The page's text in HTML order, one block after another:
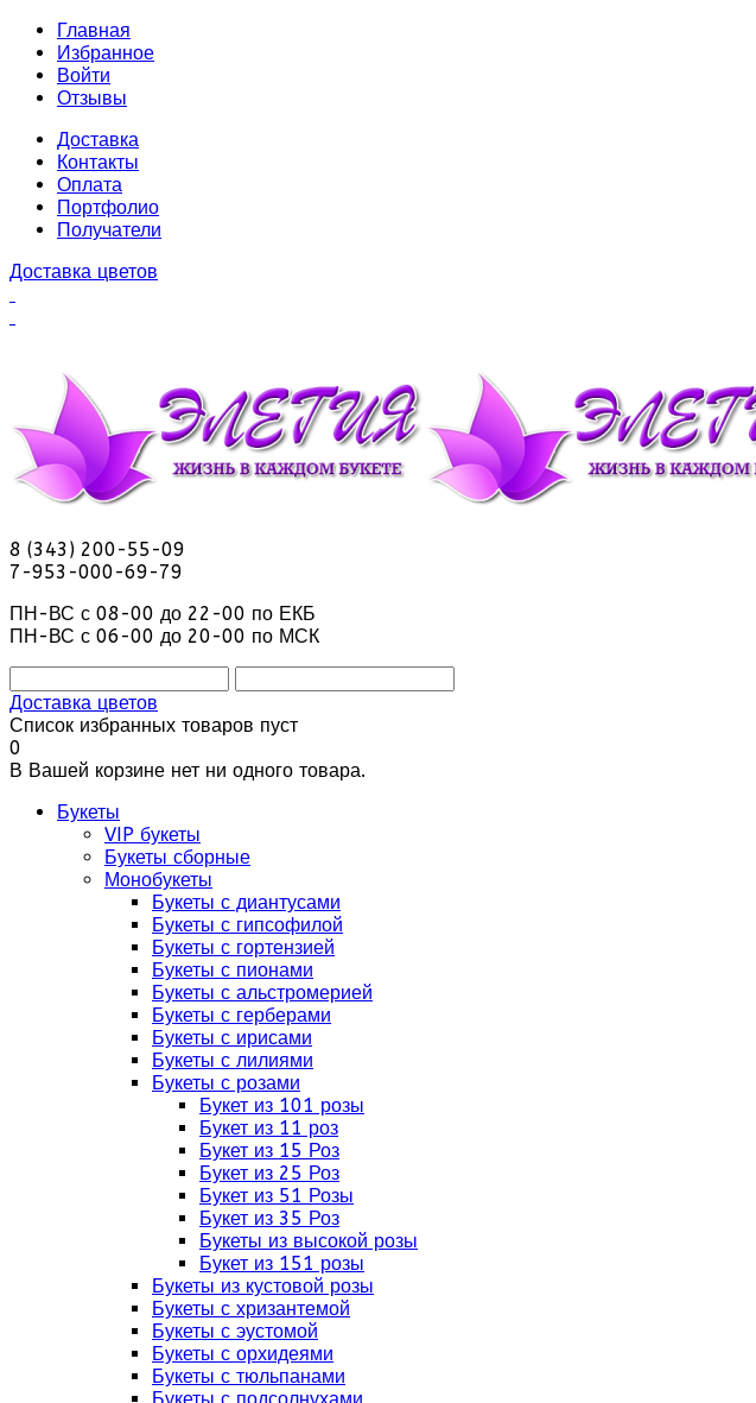
Главная
Избранное
Войти
Отзывы
Доставка
Контакты
Оплата
Портфолио
Получатели
Доставка цветов
8 (343) 200-55-09
7-953-000-69-79
ПН-ВС с 08-00 до 22-00 по ЕКБ
ПН-ВС с 06-00 до 20-00 по МСК
Доставка цветов
Список избранных товаров пуст
0
В Вашей корзине нет ни одного товара.
Букеты
VIP букеты
Букеты сборные
Монобукеты
Букеты с диантусами
Букеты с гипсофилой
Букеты с гортензией
Букеты с пионами
Букеты с альстромерией
Букеты с герберами
Букеты с ирисами
Букеты с лилиями
Букеты с розами
Букет из 101 розы
Букет из 11 роз
Букет из 15 Роз
Букет из 25 Роз
Букет из 51 Розы
Букет из 35 Роз
Букеты из высокой розы
Букет из 151 розы
Букеты из кустовой розы
Букеты с хризантемой
Букеты с эустомой
Букеты с орхидеями
Букеты с тюльпанами